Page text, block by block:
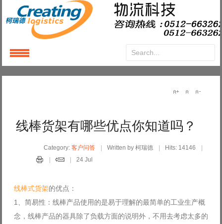
线棒货架有哪些优点你知道吗？
Category:客户问答 Written by 柯瑞德
Hits: 14146
24 Jul
线棒式货架的优点：
1、简易性：线棒产品使用的是易于理解的最简单的工业生产概
念，线棒产品的器具除了负载方面的说明外，不用去考虑太多的
LoginorRegister